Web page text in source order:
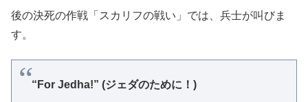
後の決死の作戦「スカリフの戦い」では、兵士が叫びま
す。
“For Jedha!” (ジェダのために！)